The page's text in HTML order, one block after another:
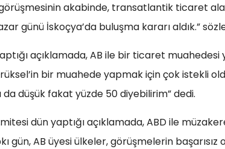
akabinde, transatlantik ticaret
günü İskoçya’da buluşma kararı aldık.”
açıklamada, AB ile bir ticaret
bir muahede yapmak için çok istekli
düşük fakat yüzde 50 diyebilirim” dedi.
dün yaptığı açıklamada, ABD ile
gün, AB üyesi ülkeler, görüşmelerin